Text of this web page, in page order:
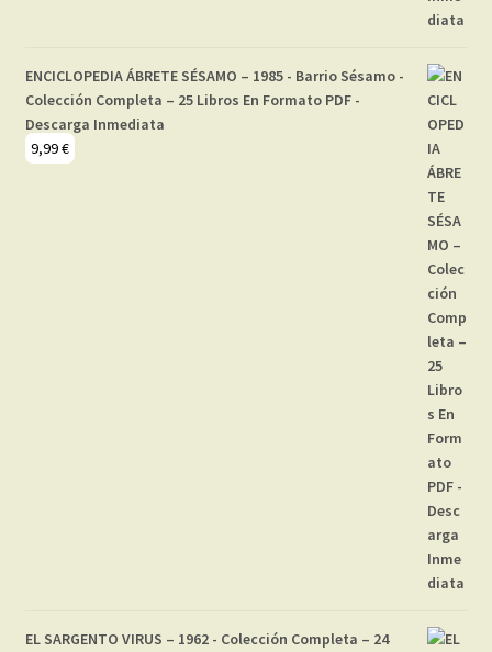
ENCICLOPEDIA ÁBRETE SÉSAMO – 1985 - Barrio Sésamo -
Colección Completa – 25 Libros En Formato PDF -
Descarga Inmediata
9,99€
EL SARGENTO VIRUS – 1962 - Colección Completa – 24